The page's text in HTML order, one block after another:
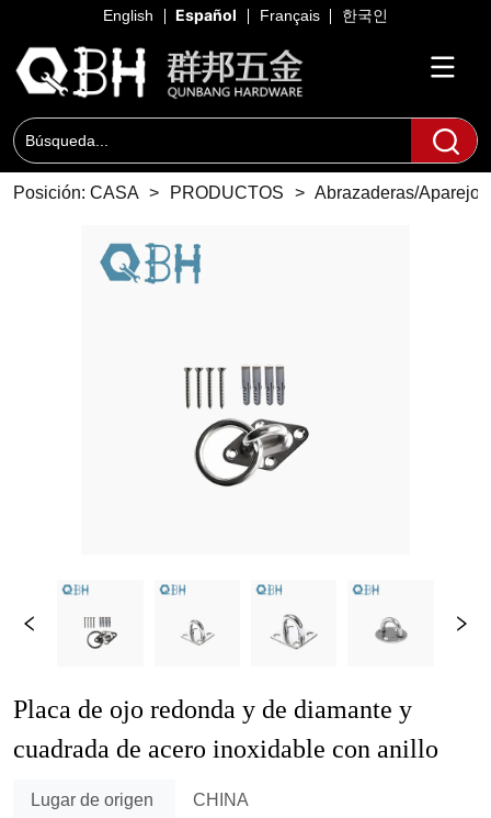
English Español Français 한국인
Posición: CASA > PRODUCTOS > Abrazaderas/Aparejo
Placa de ojo redonda y de diamante y
cuadrada de acero inoxidable con anillo